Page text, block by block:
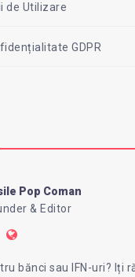
de Utilizare
GDPR
Pop Coman
& Editor
Website:
bănci sau IFN-uri? Iți